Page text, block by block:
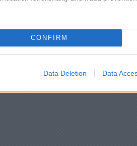
CONFIRM
Data Deletion Data